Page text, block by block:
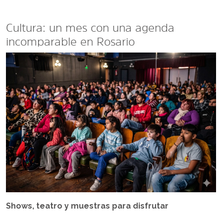
Cultura: un mes con una agenda
incomparable en Rosario
Shows, teatro y muestras para disfrutar